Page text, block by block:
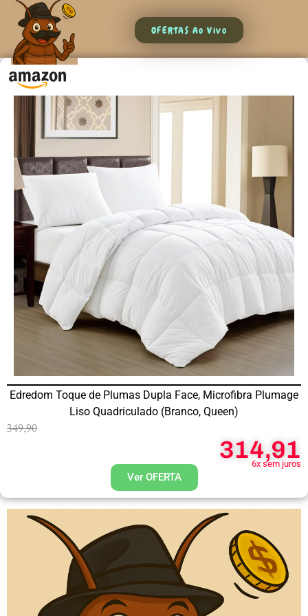
OFERTAS Ao Vivo
Edredom Toque de Plumas Dupla Face, Microfibra Plumage
Liso Quadriculado (Branco, Queen)
349,90
314,91
6x sem juros
Ver OFERTA